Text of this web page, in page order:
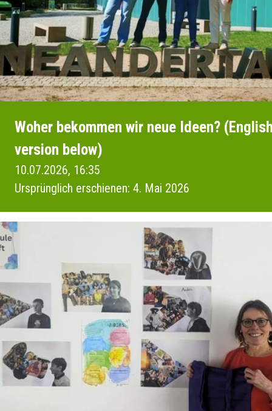
Woher bekommen wir neue Ideen?
version below)
10.07.2026, 16:35
Ursprünglich erschienen: 4. Mai 2026